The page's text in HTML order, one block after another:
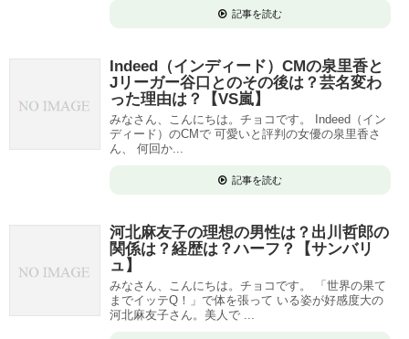
記事を読む
Indeed（インディード）CMの泉里香と
Jリーガー谷口とのその後は？芸名変わ
った理由は？【VS嵐】
みなさん、こんにちは。チョコです。 Indeed（イン
ディード）のCMで 可愛いと評判の女優の泉里香さ
ん、 何回か...
記事を読む
河北麻友子の理想の男性は？出川哲郎の
関係は？経歴は？ハーフ？【サンバリ
ュ】
みなさん、こんにちは。チョコです。 「世界の果て
までイッテQ！」で体を張って いる姿が好感度大の
河北麻友子さん。美人で ...